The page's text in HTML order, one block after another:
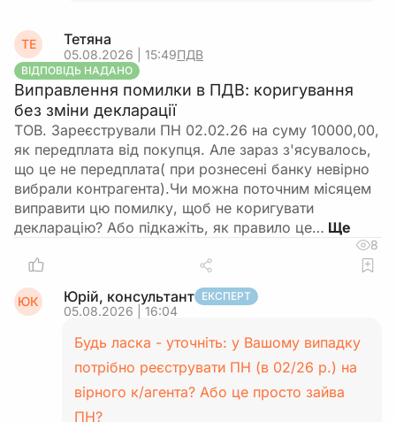
ТЕ Тетяна
05.08.2026 | 15:49ПДВ
ВІДПОВІДЬ НАДАНО
Виправлення помилки в ПДВ: коригування
без зміни декларації
ТОВ. Зареєстрували ПН 02.02.26 на суму 10000,00,
як передплата від покупця. Але зараз з'ясувалось,
що це не передплата( при рознесені банку невірно
вибрали контрагента).Чи можна поточним місяцем
виправити цю помилку, щоб не коригувати
декларацію? Або підкажіть, як правило це…
8
ЮК Юрій, консультант ЕКСПЕРТ
05.08.2026 | 16:04
Будь ласка - уточніть: у Вашому випадку
потрібно реєструвати ПН (в 02/26 р.) на
вірного к/агента? Або це просто зайва
ПН?